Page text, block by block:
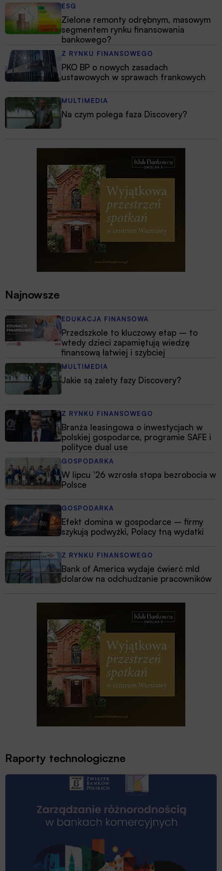
ESG
Zielone remonty odrębnym, masowym
segmentem rynku finansowania
bankowego?
Z RYNKU FINANSOWEGO
PKO BP o nowych zasadach
ustawowych w sprawach frankowych
MULTIMEDIA
Na czym polega faza Discovery?
Najnowsze
EDUKACJA FINANSOWA
Przedszkole to kluczowy etap – to
wtedy dzieci zapamiętują wiedzę
finansową łatwiej i szybciej
MULTIMEDIA
Jakie są zalety fazy Discovery?
Z RYNKU FINANSOWEGO
Branża leasingowa o inwestycjach w
polskiej gospodarce, programie SAFE i
polityce dual use
GOSPODARKA
W lipcu ’26 wzrosła stopa bezrobocia w
Polsce
GOSPODARKA
Efekt domina w gospodarce – firmy
szykują podwyżki, Polacy tną wydatki
Z RYNKU FINANSOWEGO
Bank of America wydaje ćwierć mld
dolarów na odchudzanie pracowników
Raporty technologiczne